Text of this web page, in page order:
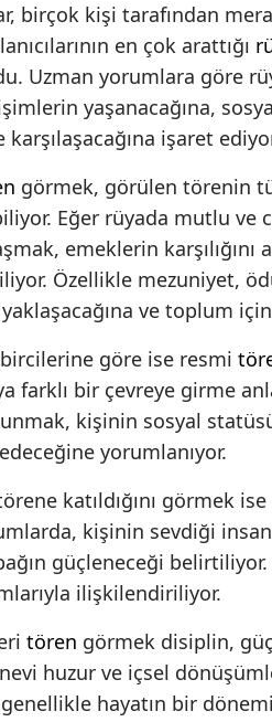
birçok kişi tarafından
en çok arattığı
Uzman yorumlara göre
yaşanacağına,
işaret
görmek, görülen törenin
Eğer rüyada mutlu ve
emeklerin
Özellikle mezuniyet,
ve toplum
göre ise resmi
farklı bir çevreye girme
kişinin sosyal
yorumlanıyor.
katıldığını görmek
kişinin sevdiği
güçleneceği
ilişkilendiriliyor.
tören görmek disiplin,
huzur ve içsel
hayatın bir